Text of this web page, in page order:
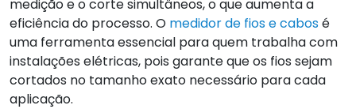
medição e o corte simultâneos, o que aumenta a
eficiência do processo. O medidor de fios e cabosé
uma ferramenta essencial para quem trabalha com
instalações elétricas, pois garante que os fios sejam
cortados no tamanho exato necessário para cada
aplicação.